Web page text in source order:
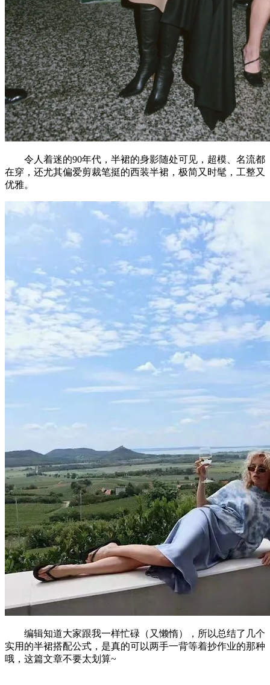
令人着迷的90年代，半裙的身影随处可见，超模、名流都
在穿，还尤其偏爱剪裁笔挺的西装半裙，极简又时髦，工整又
优雅。
编辑知道大家跟我一样忙碌（又懒惰），所以总结了几个
实用的半裙搭配公式，是真的可以两手一背等着抄作业的那种
哦，这篇文章不要太划算~